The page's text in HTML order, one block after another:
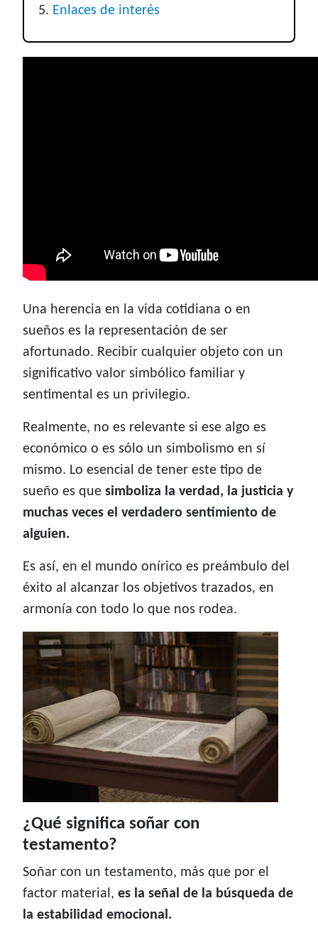
Enlaces de interés
Una herencia en la vida cotidiana o en
sueños es la representación de ser
afortunado. Recibir cualquier objeto con un
significativo valor simbólico familiar y
sentimental es un privilegio.
Realmente, no es relevante si ese algo es
económico o es sólo un simbolismo en sí
mismo. Lo esencial de tener este tipo de
sueño es que simboliza la verdad, la justicia y
muchas veces el verdadero sentimiento de
alguien.
Es así, en el mundo onírico es preámbulo del
éxito al alcanzar los objetivos trazados, en
armonía con todo lo que nos rodea.
¿Qué significa soñar con
testamento?
Soñar con un testamento, más que por el
factor material, es la señal de la búsqueda de
la estabilidad emocional.